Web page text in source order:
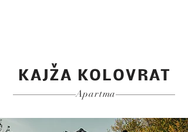
KAJŽA KOLOVRAT
Apartma